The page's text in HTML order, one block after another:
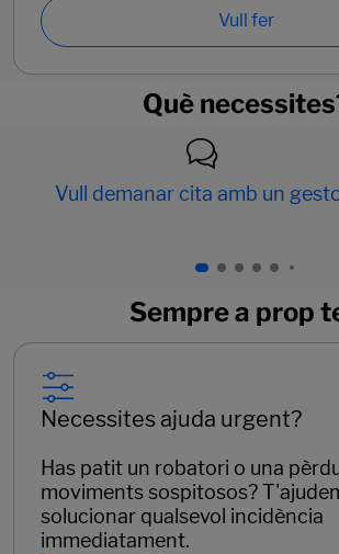
Vull fer
Què
Vull demanar cita amb un
Sempre a prop
Necessites ajuda urgent?
Has patit un robatori o una
moviments sospitosos?
solucionar qualsevol incidència
immediatament.